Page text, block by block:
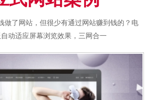
做了网站，但很少有通过网站赚到钱的？电
动适应屏幕浏览效果，三网合一